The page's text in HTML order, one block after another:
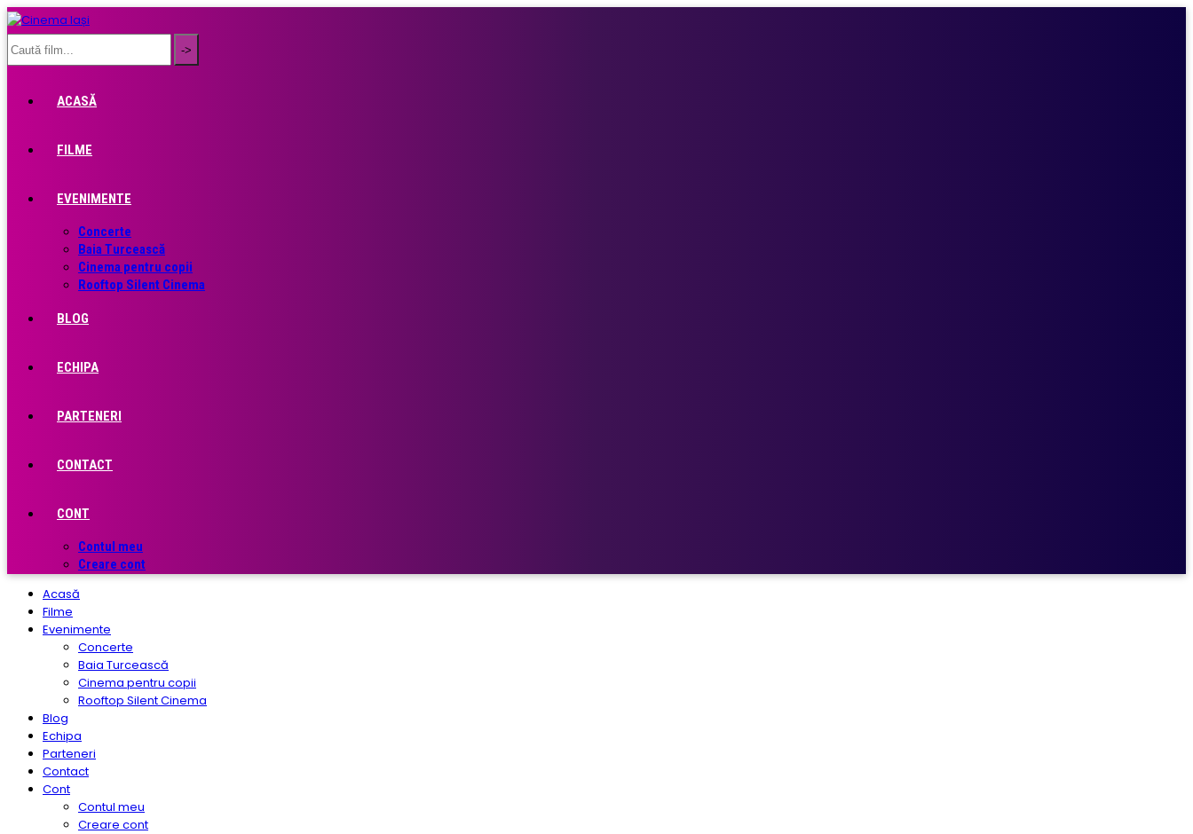
ACASĂ
FILME
EVENIMENTE
Concerte
Baia Turcească
Cinema pentru copii
Rooftop Silent Cinema
BLOG
ECHIPA
PARTENERI
CONTACT
CONT
Contul meu
Creare cont
Acasă
Filme
Evenimente
Concerte
Baia Turcească
Cinema pentru copii
Rooftop Silent Cinema
Blog
Echipa
Parteneri
Contact
Cont
Contul meu
Creare cont